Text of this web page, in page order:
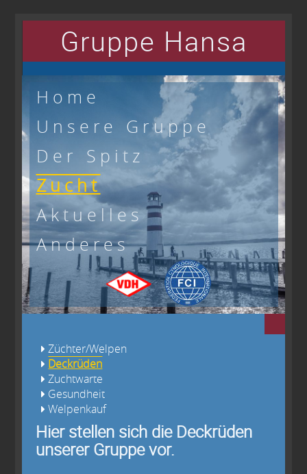
Gruppe Hansa
Home
Unsere Gruppe
Der Spitz
Zucht
Aktuelles
Anderes
Züchter/Welpen
Deckrüden
Zuchtwarte
Gesundheit
Welpenkauf
Hier stellen sich die Deckrüden
unserer Gruppe vor.